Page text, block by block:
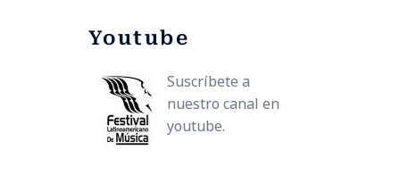
Youtube
Suscríbete a
nuestro canal en
youtube.